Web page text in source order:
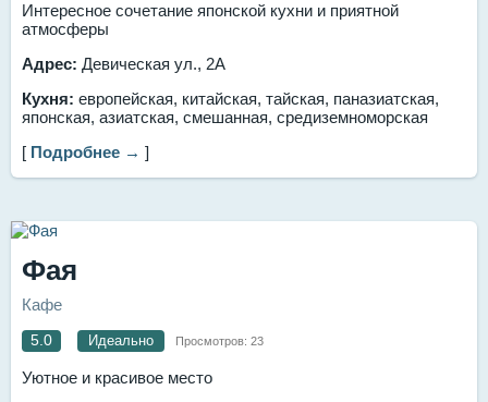
Интересное сочетание японской кухни и приятной
атмосферы
Адрес: Девическая ул., 2А
Кухня: европейская, китайская, тайская, паназиатская,
японская, азиатская, смешанная, средиземноморская
[ Подробнее → ]
Фая
Кафе
5.0 Идеально Просмотров: 23
Уютное и красивое место